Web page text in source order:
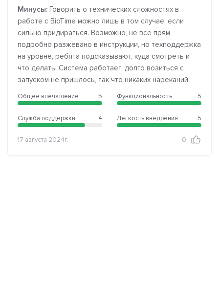
Минусы: Говорить о технических сложностях в
работе с BioTime можно лишь в том случае, если
сильно придираться. Возможно, не все прям
подробно разжевано в инструкции, но техподдержка
на уровне, ребята подсказывают, куда смотреть и
что делать. Система работает, долго возиться с
запуском не пришлось, так что никаких нареканий.
Общее впечатление 5
Служба поддержки 4
Функциональность 5
Легкость внедрения 5
17 августа 2024г. 0